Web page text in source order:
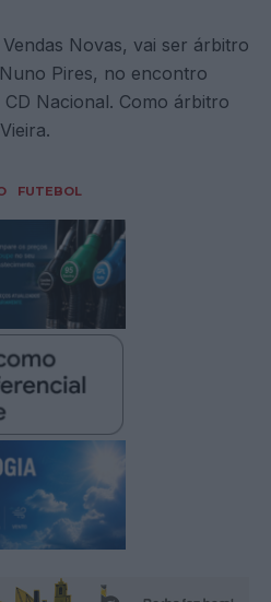
Novas, vai ser árbitro
Pires, no encontro
Nacional. Como árbitro
FUTEBOL